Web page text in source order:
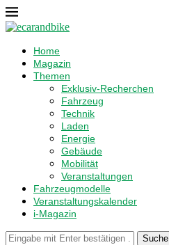
Home
Magazin
Themen
Exklusiv-Recherchen
Fahrzeug
Technik
Laden
Energie
Gebäude
Mobilität
Veranstaltungen
Fahrzeugmodelle
Veranstaltungskalender
i-Magazin
Suche